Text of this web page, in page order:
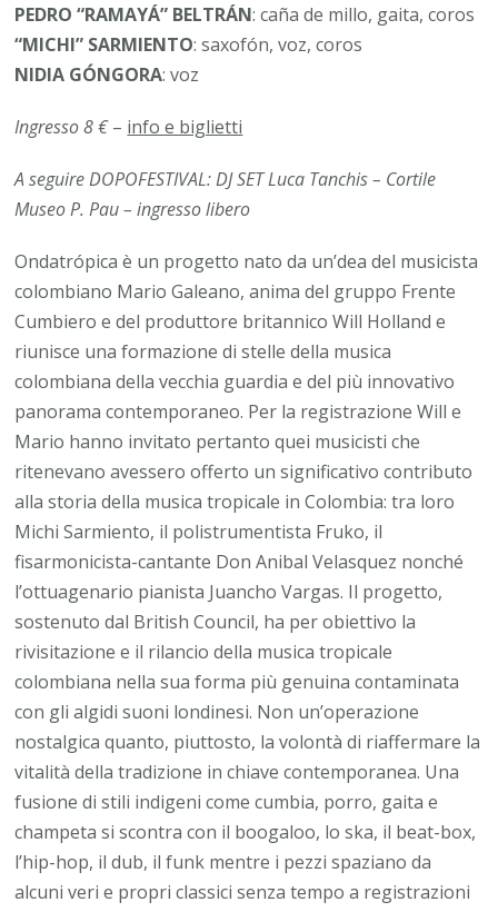
PEDRO “RAMAYÁ” BELTRÁN: caña de millo, gaita, coros
“MICHI” SARMIENTO: saxofón, voz, coros
NIDIA GÓNGORA: voz
Ingresso 8 €– info e biglietti
A seguire DOPOFESTIVAL: DJ SET Luca Tanchis – Cortile
Museo P. Pau – ingresso libero
Ondatrópica è un progetto nato da un’dea del musicista
colombiano Mario Galeano, anima del gruppo Frente
Cumbiero e del produttore britannico Will Holland e
riunisce una formazione di stelle della musica
colombiana della vecchia guardia e del più innovativo
panorama contemporaneo. Per la registrazione Will e
Mario hanno invitato pertanto quei musicisti che
ritenevano avessero offerto un significativo contributo
alla storia della musica tropicale in Colombia: tra loro
Michi Sarmiento, il polistrumentista Fruko, il
fisarmonicista-cantante Don Anibal Velasquez nonché
l’ottuagenario pianista Juancho Vargas. Il progetto,
sostenuto dal British Council, ha per obiettivo la
rivisitazione e il rilancio della musica tropicale
colombiana nella sua forma più genuina contaminata
con gli algidi suoni londinesi. Non un’operazione
nostalgica quanto, piuttosto, la volontà di riaffermare la
vitalità della tradizione in chiave contemporanea. Una
fusione di stili indigeni come cumbia, porro, gaita e
champeta si scontra con il boogaloo, lo ska, il beat-box,
l’hip-hop, il dub, il funk mentre i pezzi spaziano da
alcuni veri e propri classici senza tempo a registrazioni